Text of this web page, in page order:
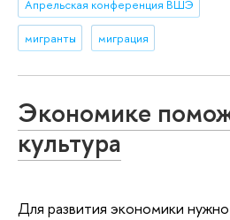
Апрельская конференция ВШЭ
мигранты миграция
Экономике
культура
Для развития экономики